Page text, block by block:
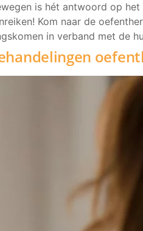
is hét antwoord op
Kom naar de
in verband met de